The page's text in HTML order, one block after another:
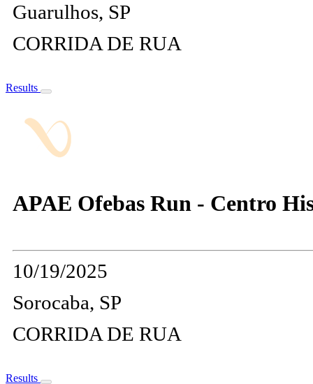
Guarulhos, SP
CORRIDA DE RUA
Results
APAE Ofebas Run - Centro
10/19/2025
Sorocaba, SP
CORRIDA DE RUA
Results